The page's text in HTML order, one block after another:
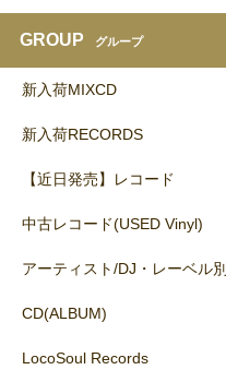
GROUP グループ
新入荷MIXCD
新入荷RECORDS
【近日発売】レコード
中古レコード(USED Vinyl)
アーティスト/DJ・レーベル別
CD(ALBUM)
LocoSoul Records